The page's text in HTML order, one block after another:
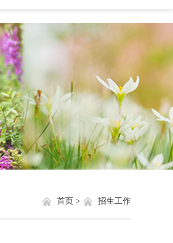
院长寄语
活动通告
校友新闻
校友风采
校友名录
相关网站链接
关于我们招生工作
首页 >